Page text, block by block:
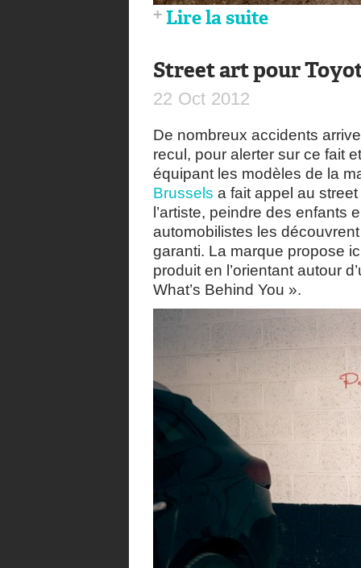
Lire la suite
Street art pour
22 Oct 2012
De nombreux accidents
recul, pour alerter sur ce fait
équipant les modèles de la
Brussels a fait appel au
l’artiste, peindre des enfants
automobilistes les
garanti. La marque propose
produit en l’orientant autour
What’s Behind You ».